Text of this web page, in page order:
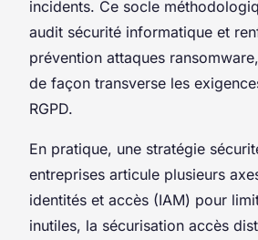
incidents. Ce socle
audit sécurité informatique et
prévention attaques
de façon transverse les
RGPD.
En pratique, une stratégie
entreprises articule plusieurs
identités et accès (IAM) pour
inutiles, la sécurisation accès